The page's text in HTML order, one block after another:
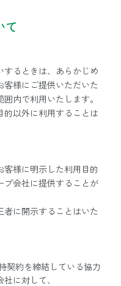
て
するときは、あらかじめ
様にご提供いただいた
内で利用いたします。
以外に利用することは
客様に明示した利用目的
プ会社に提供することが
に開示することはいた
契約を締結している協力
に対して、